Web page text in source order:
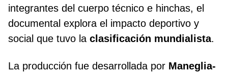
integrantes del cuerpo técnico e hinchas, el
documental explora el impacto deportivo y
social que tuvo la clasificación mundialista.
La producción fue desarrollada por Maneglia-